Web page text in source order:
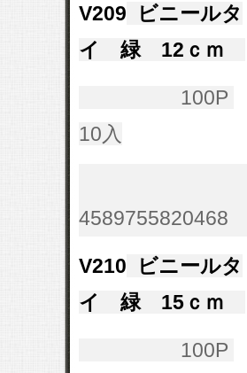
V209 ビニールタ
イ 緑 12ｃｍ
100P
10入
4589755820468
V210 ビニールタ
イ 緑 15ｃｍ
100P